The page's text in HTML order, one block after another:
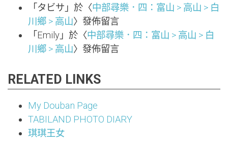
「 タビサ 」於〈中部尋樂．四：富山 > 高山 > 白
川鄉 > 高山〉發佈留言
「 Emily 」於〈中部尋樂．四：富山 > 高山 > 白
川鄉 > 高山〉發佈留言
RELATED LINKS
My Douban Page
TABILAND PHOTO DIARY
琪琪王女